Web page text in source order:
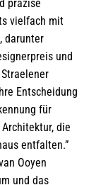
präzise
vielfach mit
darunter
und
Entscheidung
für
die
entfalten.”
Ooyen
und das